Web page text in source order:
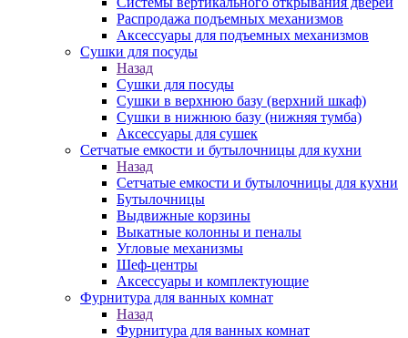
Распродажа подъемных механизмов
Аксессуары для подъемных механизмов
Сушки для посуды
Назад
Сушки для посуды
Сушки в верхнюю базу (верхний шкаф)
Сушки в нижнюю базу (нижняя тумба)
Аксессуары для сушек
Сетчатые емкости и бутылочницы для кухни
Назад
Сетчатые емкости и бутылочницы для кухни
Бутылочницы
Выдвижные корзины
Выкатные колонны и пеналы
Угловые механизмы
Шеф-центры
Аксессуары и комплектующие
Фурнитура для ванных комнат
Назад
Фурнитура для ванных комнат